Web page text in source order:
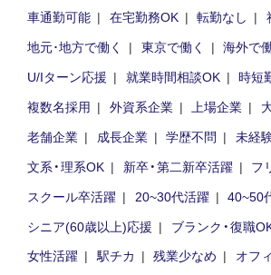
車通勤可能
在宅勤務OK 転勤なし
地元･地方で働く
東京で働く
海外で
U/Iターン応援
就業時間相談OK
時短
複数名採用
外資系企業 上場企業
老舗企業
成長企業 学歴不問
未経
文系・理系OK
新卒・第二新卒活躍
フ
スクール卒活躍
20~30代活躍
40~50
シニア(60歳以上)応援
ブランク・復職
女性活躍
駅チカ 残業少なめ
オフ